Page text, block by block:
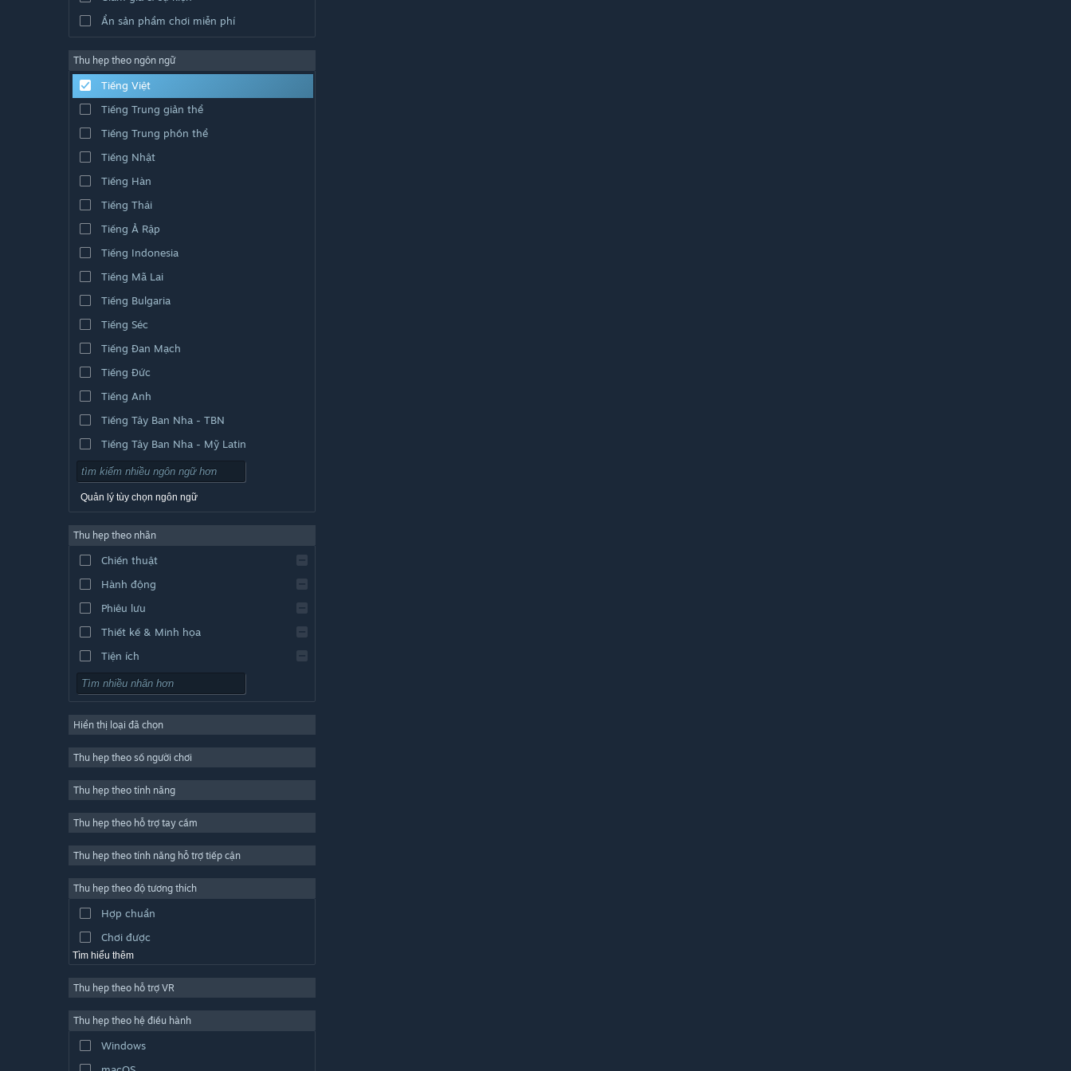
Ẩn sản phẩm chơi miễn phí
Thu hẹp theo ngôn ngữ
Tiếng Việt
Tiếng Trung giản thể
Tiếng Trung phồn thể
Tiếng Nhật
Tiếng Hàn
Tiếng Thái
Tiếng Ả Rập
Tiếng Indonesia
Tiếng Mã Lai
Tiếng Bulgaria
Tiếng Séc
Tiếng Đan Mạch
Tiếng Đức
Tiếng Anh
Tiếng Tây Ban Nha - TBN
Tiếng Tây Ban Nha - Mỹ Latin
Quản lý tùy chọn ngôn ngữ
Thu hẹp theo nhãn
Chiến thuật
Hành động
Phiêu lưu
Thiết kế & Minh họa
Tiện ích
Chơi miễn phí
Trực tuyến nhiều người chơi
Indie
Đơn giản
Mô phỏng
Sản xuất video
Chỉnh sửa ảnh
Hiển thị loại đã chọn
Thu hẹp theo số người chơi
Thu hẹp theo tính năng
Thu hẹp theo hỗ trợ tay cầm
Thu hẹp theo tính năng hỗ trợ tiếp cận
Thu hẹp theo độ tương thích
Hợp chuẩn
Chơi được
Tìm hiểu thêm
Thu hẹp theo hỗ trợ VR
Thu hẹp theo hệ điều hành
Windows